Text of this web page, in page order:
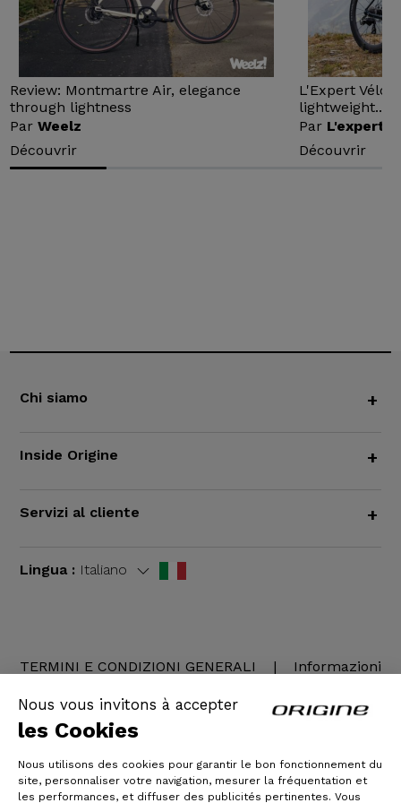
Nous vous invitons à accepter
les Cookies
Nous utilisons des cookies pour garantir le bon fonctionnement du
site, personnaliser votre navigation, mesurer la fréquentation et
les performances, et diffuser des publicités pertinentes. Vous
Review: Montmartre Air, elegance
through lightness
ParWeelz
Découvrir
L'Expert Vélo
lightweight...
Par L'expert
Découvrir
Chi siamo +
Inside Origine +
Servizi al cliente +
Lingua : Italiano
TERMINI E CONDIZIONI GENERALI |
Informazioni